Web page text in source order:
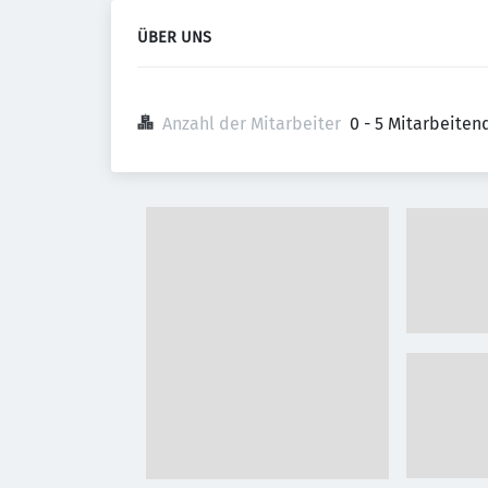
ÜBER UNS
Anzahl der Mitarbeiter 0 - 5